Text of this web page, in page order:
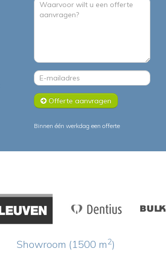
Offerte aanvragen
Binnen één werkdag een offerte
Showroom (1500 m2)